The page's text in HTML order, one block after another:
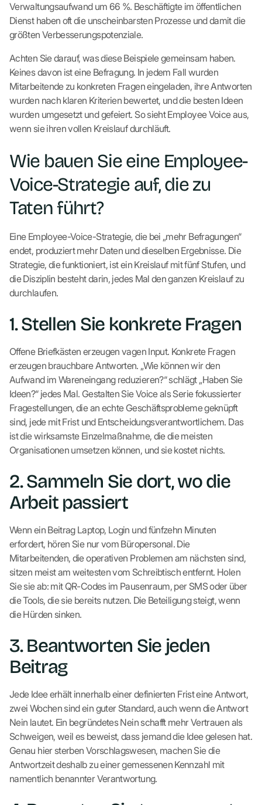
Verwaltungsaufwand um 66 %. Beschäftigte im öffentlichen
Dienst haben oft die unscheinbarsten Prozesse und damit die
größten Verbesserungspotenziale.
Achten Sie darauf, was diese Beispiele gemeinsam haben.
Keines davon ist eine Befragung. In jedem Fall wurden
Mitarbeitende zu konkreten Fragen eingeladen, ihre Antworten
wurden nach klaren Kriterien bewertet, und die besten Ideen
wurden umgesetzt und gefeiert. So sieht Employee Voice aus,
wenn sie ihren vollen Kreislauf durchläuft.
Wie bauen Sie eine Employee-
Voice-Strategie auf, die zu
Taten führt?
Eine Employee-Voice-Strategie, die bei „mehr Befragungen“
endet, produziert mehr Daten und dieselben Ergebnisse. Die
Strategie, die funktioniert, ist ein Kreislauf mit fünf Stufen, und
die Disziplin besteht darin, jedes Mal den ganzen Kreislauf zu
durchlaufen.
1. Stellen Sie konkrete Fragen
Offene Briefkästen erzeugen vagen Input. Konkrete Fragen
erzeugen brauchbare Antworten. „Wie können wir den
Aufwand im Wareneingang reduzieren?“ schlägt „Haben Sie
Ideen?“ jedes Mal. Gestalten Sie Voice als Serie fokussierter
Fragestellungen, die an echte Geschäftsprobleme geknüpft
sind, jede mit Frist und Entscheidungsverantwortlichem. Das
ist die wirksamste Einzelmaßnahme, die die meisten
Organisationen umsetzen können, und sie kostet nichts.
2. Sammeln Sie dort, wo die
Arbeit passiert
Wenn ein Beitrag Laptop, Login und fünfzehn Minuten
erfordert, hören Sie nur vom Büropersonal. Die
Mitarbeitenden, die operativen Problemen am nächsten sind,
sitzen meist am weitesten vom Schreibtisch entfernt. Holen
Sie sie ab: mit QR-Codes im Pausenraum, per SMS oder über
die Tools, die sie bereits nutzen. Die Beteiligung steigt, wenn
die Hürden sinken.
3. Beantworten Sie jeden
Beitrag
Jede Idee erhält innerhalb einer definierten Frist eine Antwort,
zwei Wochen sind ein guter Standard, auch wenn die Antwort
Nein lautet. Ein begründetes Nein schafft mehr Vertrauen als
Schweigen, weil es beweist, dass jemand die Idee gelesen hat.
Genau hier sterben Vorschlagswesen, machen Sie die
Antwortzeit deshalb zu einer gemessenen Kennzahl mit
namentlich benannter Verantwortung.